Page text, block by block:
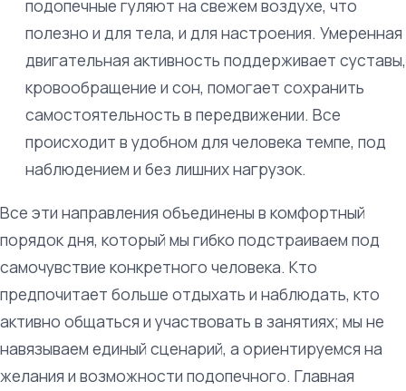
подопечные гуляют на свежем воздухе, что
полезно и для тела, и для настроения. Умеренная
двигательная активность поддерживает суставы,
кровообращение и сон, помогает сохранить
самостоятельность в передвижении. Все
происходит в удобном для человека темпе, под
наблюдением и без лишних нагрузок.
Все эти направления объединены в комфортный
порядок дня, который мы гибко подстраиваем под
самочувствие конкретного человека. Кто
предпочитает больше отдыхать и наблюдать, кто
активно общаться и участвовать в занятиях; мы не
навязываем единый сценарий, а ориентируемся на
желания и возможности подопечного. Главная